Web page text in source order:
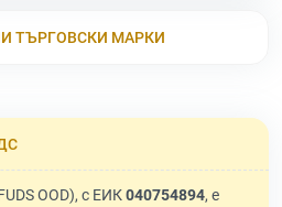
ТЪРГОВСКИ МАРКИ
OOD), с ЕИК040754894, е